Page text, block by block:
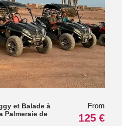
et Balade à
Palmeraie de
From
125 €